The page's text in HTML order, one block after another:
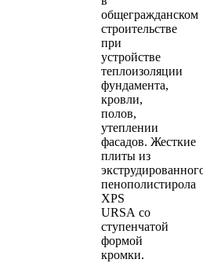
общегражданском
строительстве
при
устройстве
теплоизоляции
фундамента,
кровли,
полов,
утеплении
фасадов. Жесткие
плиты из
пенополистирола
XPS
URSA со
ступенчатой
формой
кромки.